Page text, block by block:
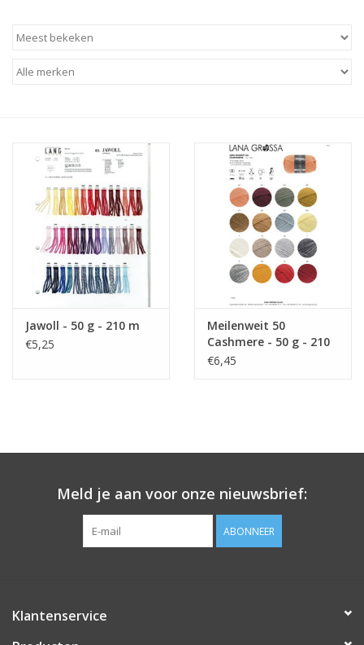
Jawoll - 50 g - 210 m
€5,25
Meilenweit 50
Cashmere - 50 g - 210
m
€6,45
Meld je aan voor onze nieuwsbrief:
ABONNEER
Klantenservice